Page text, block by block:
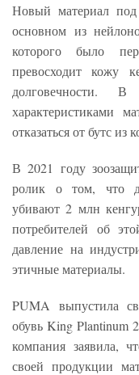
Новый материал
основном из
которого было
превосходит кожу
долговечности.
характеристиками
отказаться от бутс из
В 2021 году
ролик о том, что
убивают 2 млн
потребителей об
давление на
этичные материалы.
PUMA выпустила
обувь King Plantinum
компания заявила,
своей продукции